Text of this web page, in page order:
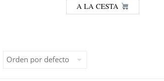
A LA CESTA